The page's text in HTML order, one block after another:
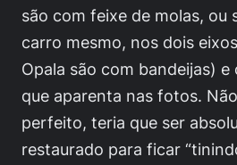
são com feixe de molas, ou
carro mesmo, nos dois
Opala são com bandeijas)
que aparenta nas fotos.
perfeito, teria que ser
restaurado para ficar